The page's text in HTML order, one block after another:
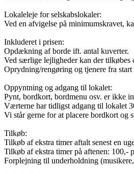
Lokaleleje for selskabslokaler:
Ved en afvigelse på minimumskravet,
Inkluderet i prisen:
Opdækning af borde ift. antal kuverter.
Ved særlige lejligheder kan der
Oprydning/rengøring og tjenere fra start
Oppyntning og adgang til lokalet:
Pynt, bordkort, bordmenu osv. er ikke
Værterne har tidligst adgang til lokalet
Vi står gerne for at placere bordkort og
Tilkøb:
Tilkøb af ekstra timer aftalt senest en
Tilkøb af ekstra timer på aftenen: 100,-
Forplejning til underholdning